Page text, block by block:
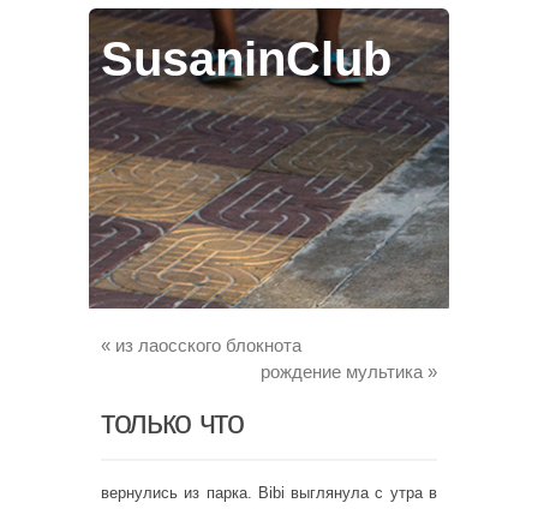
SusaninClub
« из лаосского блокнота
рождение мультика »
только что
вернулись из парка. Bibi выглянула с утра в